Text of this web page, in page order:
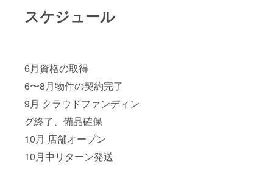
スケジュール
6月資格の取得
6〜8月物件の契約完了
9月 クラウドファンディン
グ終了、備品確保
10月 店舗オープン
10月中リターン発送